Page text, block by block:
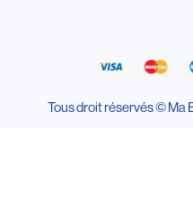
Tous droit réservés © Ma